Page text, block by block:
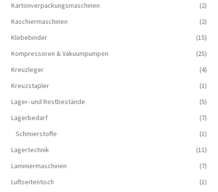
Kartonverpackungsmaschinen
(2)
Kaschiermaschinen
(2)
Klebebinder
(15)
Kompressoren & Vakuum­pumpen
(25)
Kreuzleger
(4)
Kreuzstapler
(1)
Lager- und Restbestände
(5)
Lagerbedarf
(7)
Schmierstoffe
(1)
Lagertechnik
(11)
Laminiermaschinen
(7)
Luftseitentisch
(1)